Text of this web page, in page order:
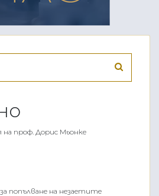
на проф. Дорис Мьонке
попълване на незаетите